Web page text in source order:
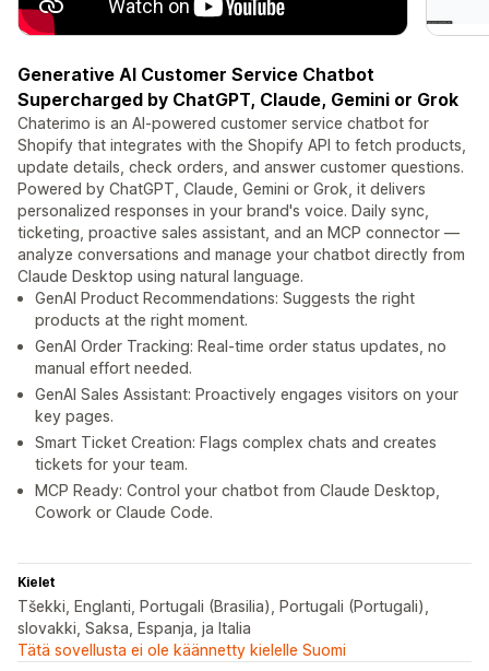
Generative AI Customer Service Chatbot
Supercharged by ChatGPT, Claude, Gemini or Grok
Chaterimo is an AI-powered customer service chatbot for
Shopify that integrates with the Shopify API to fetch products,
update details, check orders, and answer customer questions.
Powered by ChatGPT, Claude, Gemini or Grok, it delivers
personalized responses in your brand's voice. Daily sync,
ticketing, proactive sales assistant, and an MCP connector —
analyze conversations and manage your chatbot directly from
Claude Desktop using natural language.
GenAI Product Recommendations: Suggests the right
products at the right moment.
GenAI Order Tracking: Real-time order status updates, no
manual effort needed.
GenAI Sales Assistant: Proactively engages visitors on your
key pages.
Smart Ticket Creation: Flags complex chats and creates
tickets for your team.
MCP Ready: Control your chatbot from Claude Desktop,
Cowork or Claude Code.
Kielet
Tšekki, Englanti, Portugali (Brasilia), Portugali (Portugali),
slovakki, Saksa, Espanja, ja Italia
Tätä sovellusta ei ole käännetty kielelle Suomi